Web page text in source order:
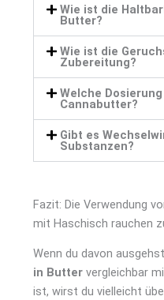
Wie ist die
Butter?
Wie ist die
Zubereitung?
Welche
Cannabutter?
Gibt es
Substanzen?
Fazit: Die Verwendung
mit Haschisch rauchen
Wenn du davon
in Butter vergleichbar
ist, wirst du vielleicht